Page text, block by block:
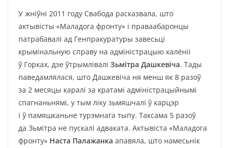
У жніўні 2011 году Свабода расказвала, што
актывісты «Маладога фронту» і праваабаронцы
патрабавалі ад Генпракуратуры завесьці
крымінальную справу на адміністрацыю калёніі
ў Горках, дзе ўтрымлівалі Зьмітра Дашкевіча. Тады
паведамлялася, што Дашкевіча ня менш як 8 разоў
за 2 месяцы каралі за кратамі адміністрацыйнымі
спагнаньнямі, у тым ліку зьмяшчалі ў карцэр
і ў памяшканьне турэмнага тыпу. Таксама 5 разоў
да Зьмітра не пускалі адваката. Актывіста «Маладога
фронту» Наста Палажанка апавяла, што намесьнік